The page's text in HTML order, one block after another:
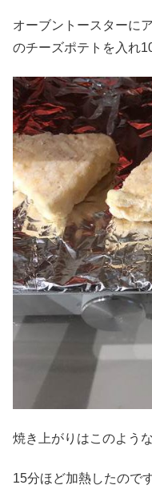
オーブントースターに
のチーズポテトを入れ
焼き上がりはこのよう
15分ほど加熱したので